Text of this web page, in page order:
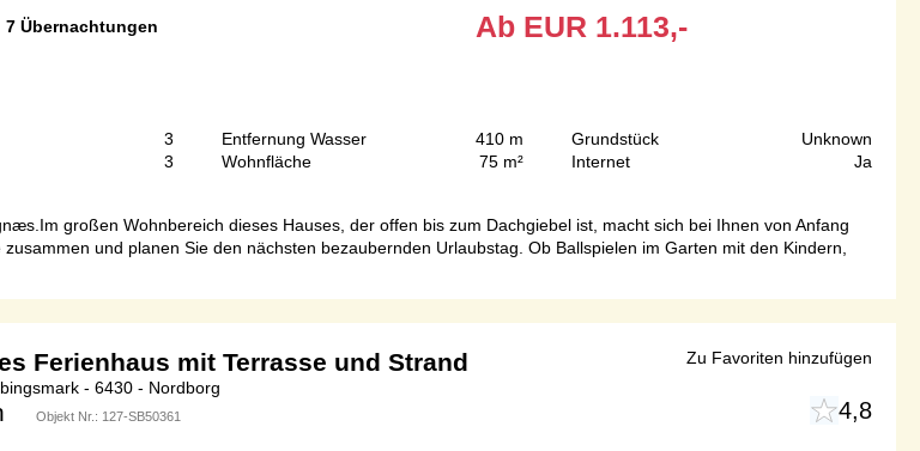
7 Übernachtungen Ab EUR 1.113,-
3
3
Entfernung Wasser
410 m
Wohnfläche
75 m²
Grundstück
Unknown
Internet
Ja
großen Wohnbereich dieses Hauses, der offen bis zum Dachgiebel ist, macht sich bei Ihnen von Anfang
und planen Sie den nächsten bezaubernden Urlaubstag. Ob Ballspielen im Garten mit den Kindern,
Ferienhaus mit Terrasse und Strand
- 6430 - Nordborg
Objekt Nr.: 127-SB50361 4,8
Zu Favoriten hinzufügen